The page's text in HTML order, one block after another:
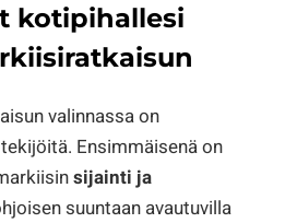
kotipihallesi
valinnassa on
Ensimmäisenä on
sijainti ja
suuntaan avautuvilla